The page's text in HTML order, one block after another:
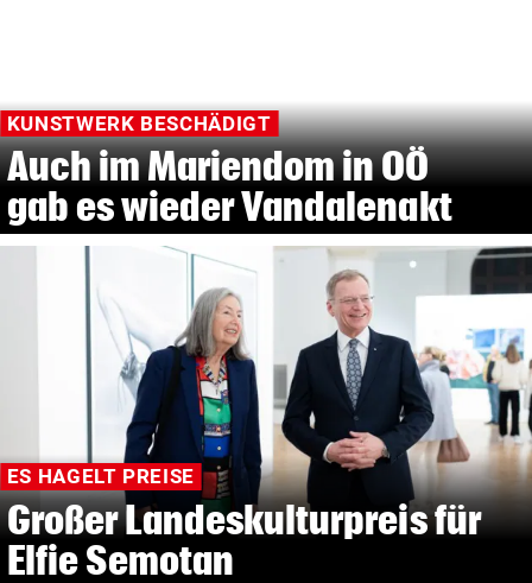
KUNSTWERK BESCHÄDIGT
Auch im Mariendom in OÖ
gab es wieder Vandalenakt
ES HAGELT PREISE
Großer Landeskulturpreis für
Elfie Semotan